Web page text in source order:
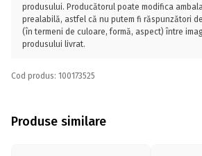
produsului. Producătorul poate modifica
prealabilă, astfel că nu putem fi răspunzători
(în termeni de culoare, formă, aspect) între
produsului livrat.
Cod produs: 100173525
Produse similare